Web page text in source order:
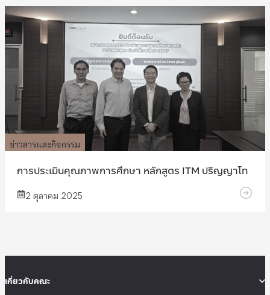
ข่าวสารและกิจกรรม
การประเมินคุณภาพการศึกษา หลักสูตร ITM ปริญญาโท
2 ตุลาคม 2025
เกี่ยวกับคณะ